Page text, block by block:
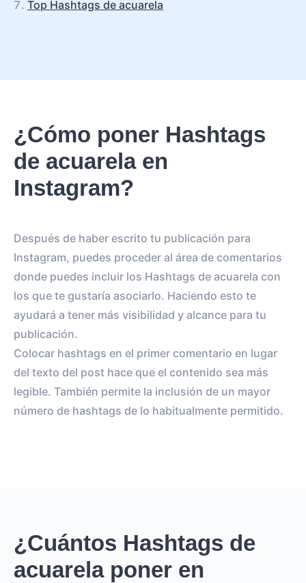
Top Hashtags de acuarela
¿Cómo poner Hashtags
de acuarela en
Instagram?
Después de haber escrito tu publicación para
Instagram, puedes proceder al área de comentarios
donde puedes incluir los Hashtags de acuarela con
los que te gustaría asociarlo. Haciendo esto te
ayudará a tener más visibilidad y alcance para tu
publicación.
Colocar hashtags en el primer comentario en lugar
del texto del post hace que el contenido sea más
legible. También permite la inclusión de un mayor
número de hashtags de lo habitualmente permitido.
¿Cuántos Hashtags de
acuarela poner en